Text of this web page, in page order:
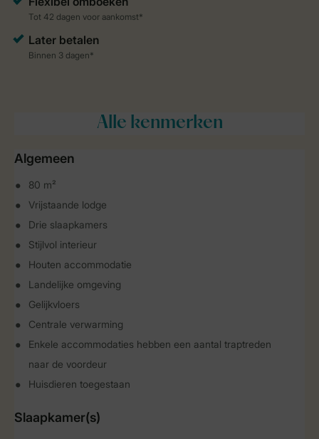
Alle kenmerken
Algemeen
80 m²
Vrijstaande lodge
Drie slaapkamers
Stijlvol interieur
Houten accommodatie
Landelijke omgeving
Gelijkvloers
Centrale verwarming
Enkele accommodaties hebben een aantal traptreden
naar de voordeur
Huisdieren toegestaan
Slaapkamer(s)